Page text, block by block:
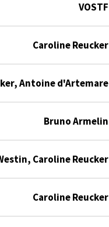
VOSTF
Caroline Reucker
Antoine d'Artemare
Bruno Armelin
Caroline Reucker
Caroline Reucker